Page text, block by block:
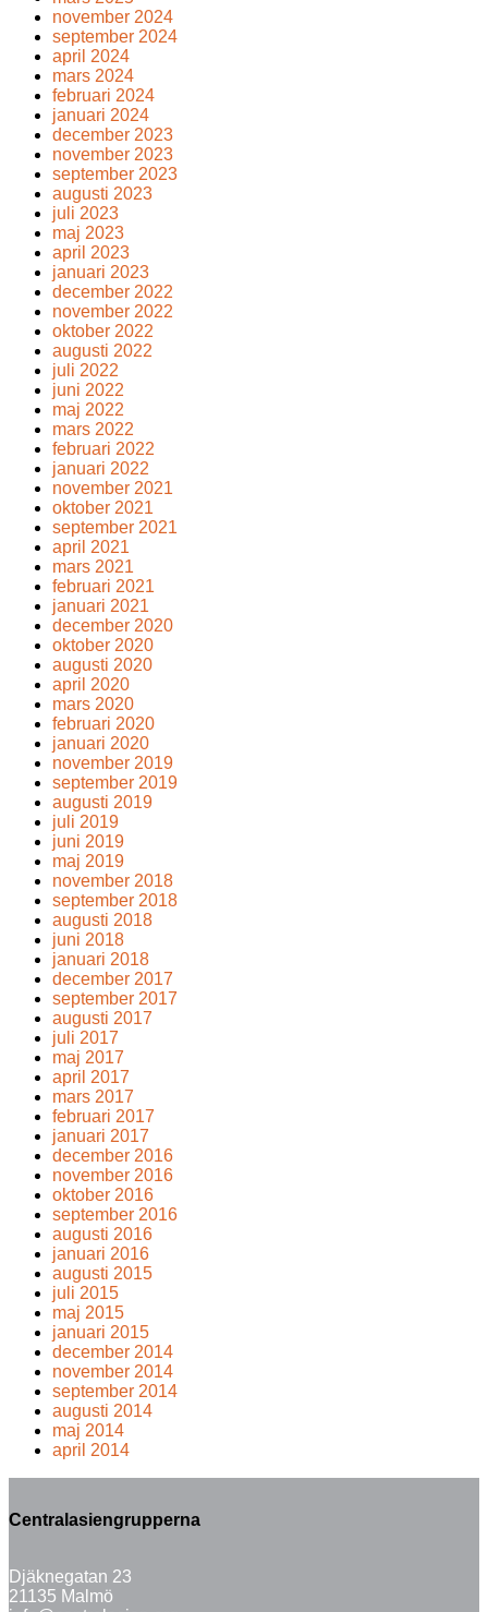
november 2024
september 2024
april 2024
mars 2024
februari 2024
januari 2024
december 2023
november 2023
september 2023
augusti 2023
juli 2023
maj 2023
april 2023
januari 2023
december 2022
november 2022
oktober 2022
augusti 2022
juli 2022
juni 2022
maj 2022
mars 2022
februari 2022
januari 2022
november 2021
oktober 2021
september 2021
april 2021
mars 2021
februari 2021
januari 2021
december 2020
oktober 2020
augusti 2020
april 2020
mars 2020
februari 2020
januari 2020
november 2019
september 2019
augusti 2019
juli 2019
juni 2019
maj 2019
november 2018
september 2018
augusti 2018
juni 2018
januari 2018
december 2017
september 2017
augusti 2017
juli 2017
maj 2017
april 2017
mars 2017
februari 2017
januari 2017
december 2016
november 2016
oktober 2016
september 2016
augusti 2016
januari 2016
augusti 2015
juli 2015
maj 2015
januari 2015
december 2014
november 2014
september 2014
augusti 2014
maj 2014
april 2014
Centralasiengrupperna
Djäknegatan 23
21135 Malmö